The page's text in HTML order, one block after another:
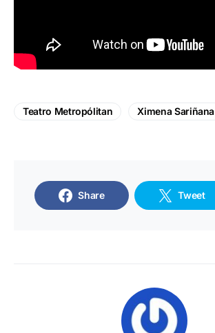
Teatro Metropólitan Ximena Sariñana
Share Tweet